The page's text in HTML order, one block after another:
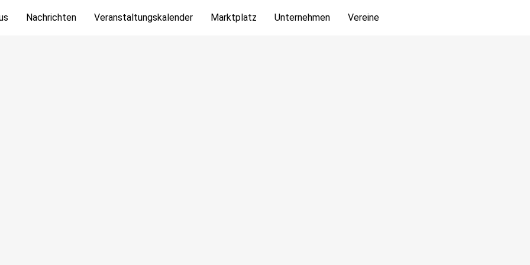
Nachrichten Veranstaltungskalender Marktplatz Unternehmen Vereine